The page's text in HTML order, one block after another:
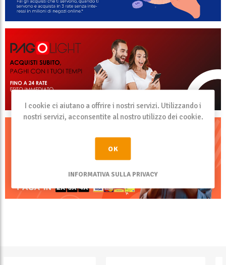
I cookie ci aiutano a offrire i nostri servizi. Utilizzando i
nostri servizi, acconsentite al nostro utilizzo dei cookie.
OK
INFORMATIVA SULLA PRIVACY